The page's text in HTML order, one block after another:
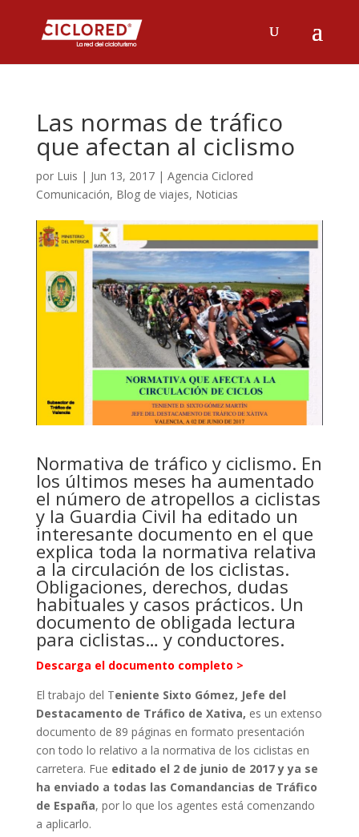
Las normas de tráfico
que afectan al ciclismo
por Luis | Jun 13, 2017| Agencia Ciclored
Comunicación, Blog de viajes, Noticias
Normativa de tráfico y ciclismo. En
los últimos meses ha aumentado
el número de atropellos a ciclistas
y la Guardia Civil ha editado un
interesante documento en el que
explica toda la normativa relativa
a la circulación de los ciclistas.
Obligaciones, derechos, dudas
habituales y casos prácticos. Un
documento de obligada lectura
para ciclistas… y conductores.
Descarga el documento completo >
El trabajo del Teniente Sixto Gómez, Jefe del
Destacamento de Tráfico de Xativa, es un extenso
documento de 89 páginas en formato presentación
con todo lo relativo a la normativa de los ciclistas en
carretera. Fue editado el 2 de junio de 2017 y ya se
ha enviado a todas las Comandancias de Tráfico
de España, por lo que los agentes está comenzando
a aplicarlo.